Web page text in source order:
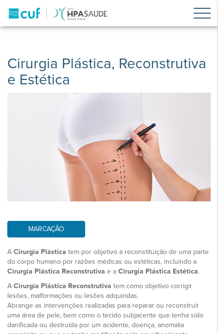
Cirurgia Plástica, Reconstrutiva
e Estética
MARCAÇÃO
A Cirurgia Plástica tem por objetivo a reconstituição de uma parte
do corpo humano por razões médicas ou estéticas, incluindo a
Cirurgia Plástica Reconstrutiva e a Cirurgia Plástica Estética.
A Cirurgia Plástica Reconstrutiva tem como objetivo corrigir
lesões, malformações ou lesões adquiridas.
Abrange as intervenções realizadas para reparar ou reconstruir
uma área de pele, bem como o tecido subjacente que tenha sido
danificada ou destruída por um acidente, doença, anomalia